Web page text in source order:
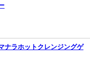
ナラホットクレンジングゲ